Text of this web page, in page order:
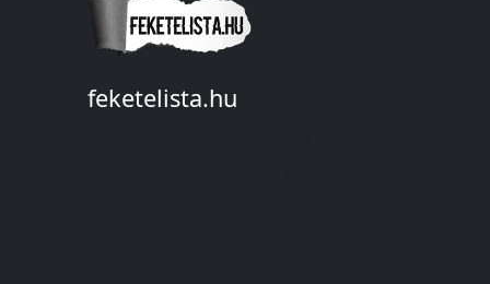
feketelista.hu